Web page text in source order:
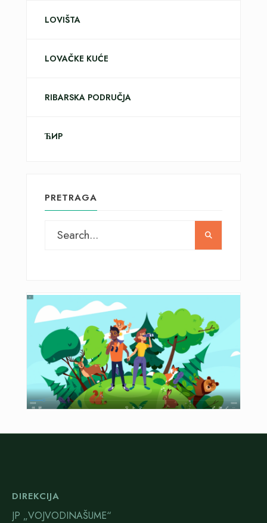
LOVIŠTA
LOVAČKE KUĆE
RIBARSKA PODRUČJA
ЋИР
PRETRAGA
DIREKCIJA
JP „VOJVODINAŠUME“